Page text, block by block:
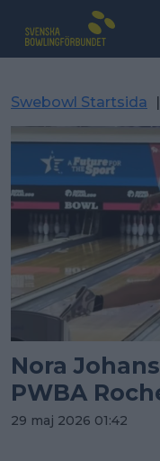
Swebowl Startsida |
Nora
PWBA
29 maj 2026 01:42